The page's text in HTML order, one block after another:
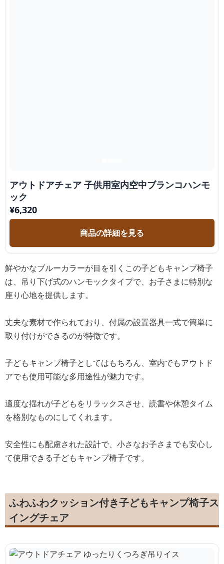
アウトドアチェア 子供用室内空中ブランコハンモ
ック
¥6,320
商品の詳細を見る
鮮やかなブルーカラーが目を引くこの子どもキャンプ椅子
は、吊り下げ式のハンモックタイプで、お子さまに特別な
座り心地を提供します。
丈夫な素材で作られており、付属の設置器具一式で簡単に
取り付けができるのが特徴です。
子どもキャンプ椅子としてはもちろん、室内でもアウトド
アでも使用可能な多用途性が魅力です。
適度な揺れが子どもをリラックスさせ、読書や休憩タイム
を格別なものにしてくれます。
安全性にも配慮された設計で、小さなお子さまでも安心し
て使用できる子どもキャンプ椅子です。
ふわふわクッション付き子どもキャンプ椅子ス
イングチェア